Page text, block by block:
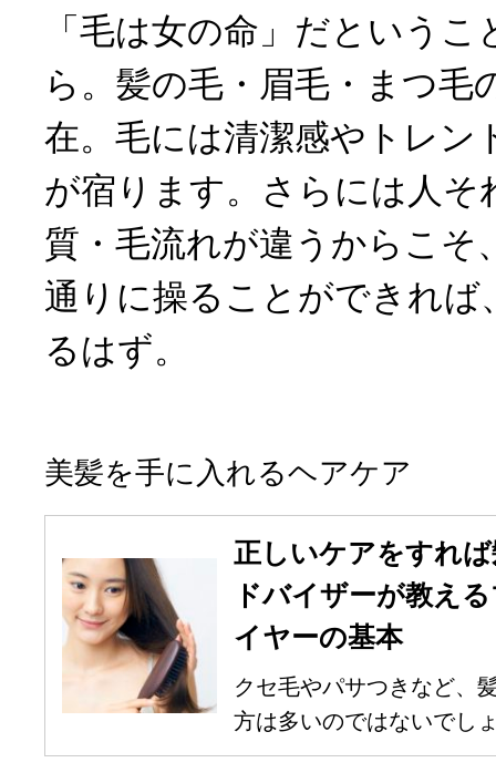
「毛は女の命」だという
ら。髪の毛・眉毛・まつ毛
在。毛には清潔感やトレン
が宿ります。さらには人そ
質・毛流れが違うからこそ
通りに操ることができれば
るはず。
美髪を手に入れるヘアケア
正しいケアをすれ
ドバイザーが教え
イヤーの基本
クセ毛やパサつきなど、
方は多いのではないでし